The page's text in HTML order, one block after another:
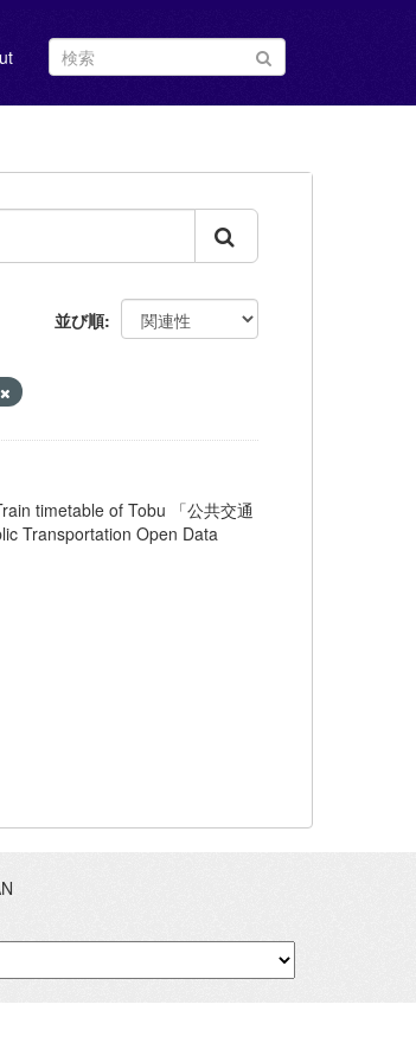
並び順
timetable of Tobu 「公共交通
Transportation Open Data